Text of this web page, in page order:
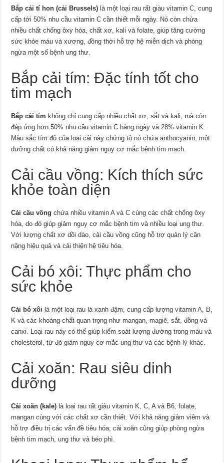
Bắp cải tí hon (cải Brussels) là một loại rau rất giàu vitamin C, cung
cấp tới 50% nhu cầu vitamin C cần thiết mỗi ngày. Nó còn chứa
nhiều chất chống ôxy hóa, chất xơ, kali và folate, giúp tăng cường
sức khỏe máu và xương, đồng thời hỗ trợ hệ miễn dịch và phòng
ngừa một số bệnh ung thư.
Bắp cải tím: Đặc tính tốt cho
tim mạch
Bắp cải tím không chỉ cung cấp nhiều chất xơ, sắt và kali, mà còn
đáp ứng hơn 50% nhu cầu vitamin C hàng ngày và 28% vitamin K.
Màu sắc tím đỏ của loại cải này chứng tỏ nó chứa anthocyanin, một
dưỡng chất có khả năng giảm nguy cơ mắc bệnh tim mạch.
Cải cầu vồng: Kích thích sức
khỏe toàn diện
Cải cầu vồng chứa nhiều vitamin A và C cùng các chất chống ôxy
hóa, do đó giúp giảm nguy cơ mắc bệnh tim và nhiều loại ung thư.
Với lượng chất xơ dồi dào, cải cầu vồng cũng hỗ trợ quản lý cân
nặng hiệu quả và cải thiện hệ tiêu hóa.
Cải bó xôi: Thực phẩm cho
sức khỏe
Cải bó xôi là một loại rau lá xanh đậm, cung cấp lượng vitamin A, B,
K và các khoáng chất quan trọng như mangan, magiê, sắt, đồng và
canxi. Loại rau này có thể giúp kiểm soát lượng đường trong máu và
cholesterol, từ đó giảm nguy cơ mắc ung thư và các bệnh lý khác.
Cải xoăn: Rau siêu dinh
dưỡng
Cải xoăn (kale) là loại rau rất giàu vitamin K, C, A và B6, folate,
mangan cùng với các chất xơ cần thiết. Với khả năng giảm viêm và
hỗ trợ điều trị các vấn đề tiêu hóa, cải xoăn cũng giúp phòng ngừa
bệnh tim mạch, ung thư và béo phì.